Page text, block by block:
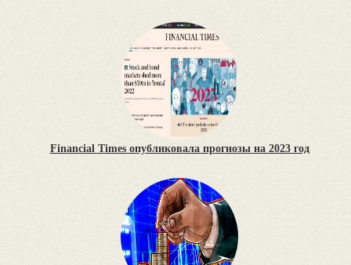
Financial Times опубликовала прогнозы на 2023 год